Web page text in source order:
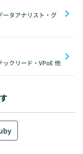
ータアナリスト・グ
ックリード・VPoE他